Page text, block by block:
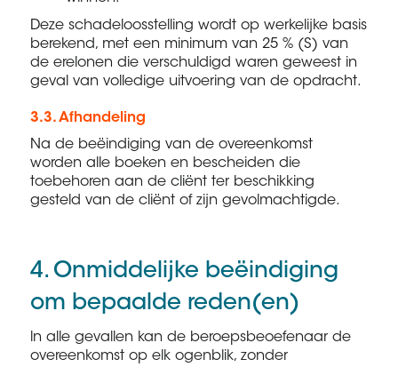
Deze schadeloosstelling wordt op werkelijke basis
berekend, met een minimum van 25 % (S) van
de erelonen die verschuldigd waren geweest in
geval van volledige uitvoering van de opdracht.
3.3. Afhandeling
Na de beëindiging van de overeenkomst
worden alle boeken en bescheiden die
toebehoren aan de cliënt ter beschikking
gesteld van de cliënt of zijn gevolmachtigde.
4. Onmiddelijke beëindiging
om bepaalde reden(en)
ln alle gevallen kan de beroepsbeoefenaar de
overeenkomst op elk ogenblik, zonder